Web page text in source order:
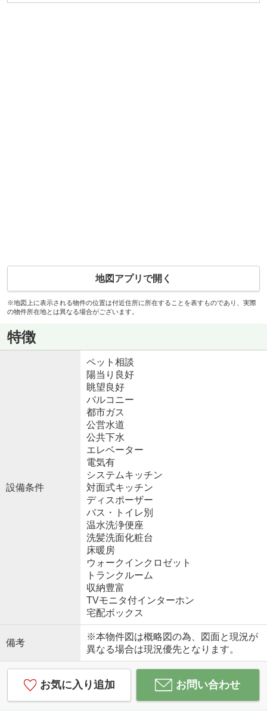
地図アプリで開く
※地図上に表示される物件の位置は付近住所に所在することを表すものであり、実際
の物件所在地とは異なる場合がございます。
特徴
設備条件
ペット相談
陽当り良好
眺望良好
バルコニー
都市ガス
公営水道
公共下水
エレベーター
電気有
システムキッチン
対面式キッチン
ディスポーザー
バス・トイレ別
温水洗浄便座
洗髪洗面化粧台
床暖房
ウォークインクロゼット
トランクルーム
収納豊富
TVモニタ付インターホン
宅配ボックス
備考
※本物件図は概略図の為、図面と現況が
異なる場合は現況優先となります。
お気に入り追加 お問い合わせ